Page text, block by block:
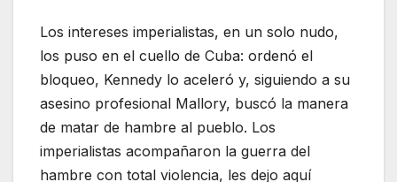
Los intereses imperialistas, en un solo nudo,
los puso en el cuello de Cuba: ordenó el
bloqueo, Kennedy lo aceleró y, siguiendo a su
asesino profesional Mallory, buscó la manera
de matar de hambre al pueblo. Los
imperialistas acompañaron la guerra del
hambre con total violencia, les dejo aquí